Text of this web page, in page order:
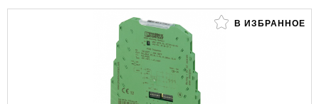
В ИЗБРАННОЕ